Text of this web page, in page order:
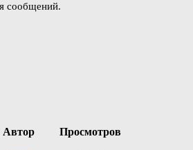
сообщений.
Автор Просмотров